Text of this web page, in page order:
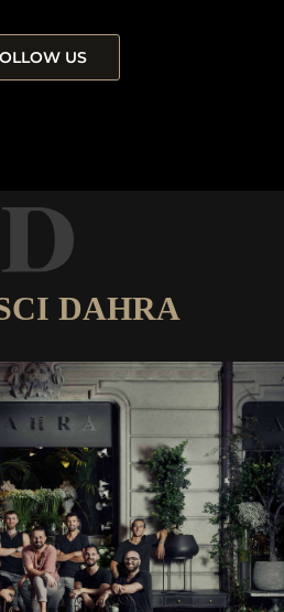
US
DAHRA